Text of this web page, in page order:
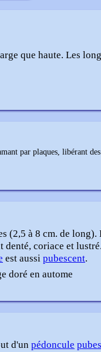
que haute. Les
par plaques, libérant des
(2,5 à 8 cm. de long).
coriace et
est aussi pubescent.
doré en autome
d'un pédoncule